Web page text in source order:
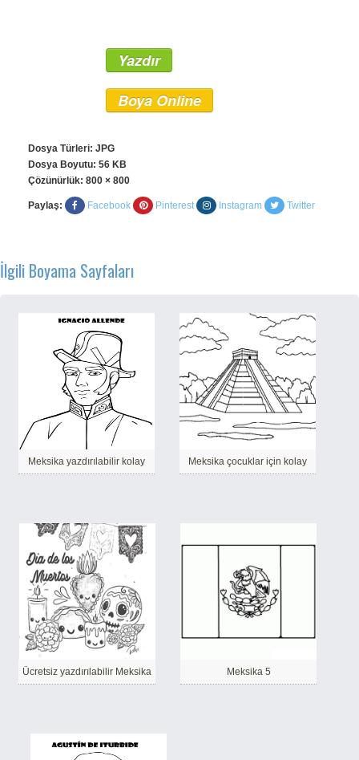
Yazdır
Boya Online
Dosya Türleri: JPG
Dosya Boyutu: 56 KB
Çözünürlük: 800 × 800
Paylaş: Facebook Pinterest Instagram Twitter
İlgili Boyama Sayfaları
Meksika yazdırılabilir kolay Meksika çocuklar için kolay
Ücretsiz yazdırılabilir Meksika Meksika 5